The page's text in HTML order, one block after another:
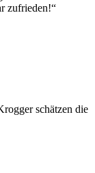
zufrieden!“
schätzen die